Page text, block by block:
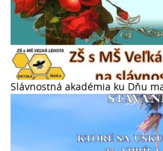
Slávnostná akadémia ku Dňu